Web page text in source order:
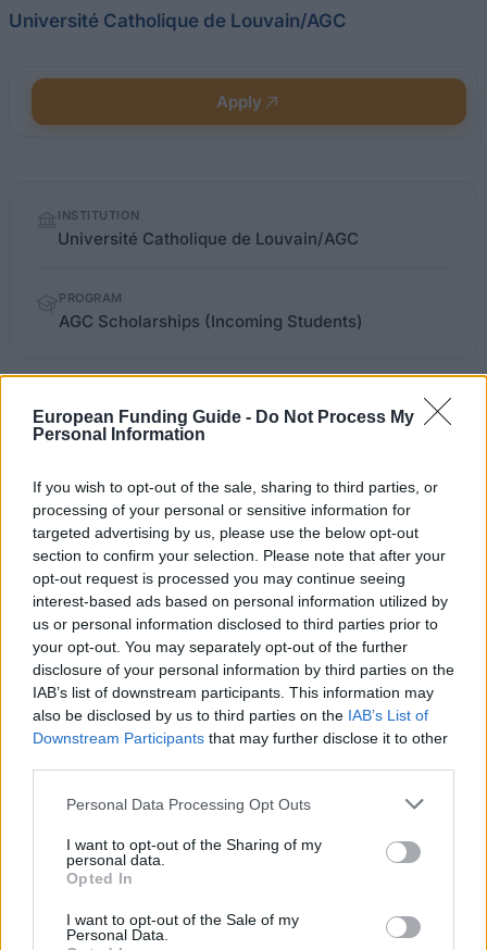
European Funding Guide - Do Not Process My
Personal Information
If you wish to opt-out of the sale, sharing to third parties, or
processing of your personal or sensitive information for
targeted advertising by us, please use the below opt-out
section to confirm your selection. Please note that after your
opt-out request is processed you may continue seeing
interest-based ads based on personal information utilized by
us or personal information disclosed to third parties prior to
your opt-out. You may separately opt-out of the further
disclosure of your personal information by third parties on the
IAB’s list of downstream participants. This information may
also be disclosed by us to third parties on the IAB’s List of
Downstream Participants that may further disclose it to other
Please note that this website/app uses one or more Google
not limited to your visit or usage behaviour. You may click to
grant or deny consent to Google and its third-party tags to
use your data for below specified purposes in below Google
consent section.
Personal Data Processing Opt Outs
I want to opt-out of the Sharing of my
personal data.
Opted In
I want to opt-out of the Sale of my
Personal Data.
Université Catholique de Louvain/AGC
Apply
factsINSTITUTION
Université Catholique de Louvain/AGC
PROGRAM
AGC Scholarships (Incoming Students)
OFFICIAL WEBSITE uclouvain.be/288004.html
About this bourse
Description générale
AGC Glass Europe offre des bourses « entrants » 5
chaque année aux étudiants à la maîtrise à la School
of Engineering. La bourse est destinée à parrainer
des étudiants à la maîtrise d'une autre institution
venus étudier pendant un semestre à l'école
sites de production en Belgique.
Exigences
Les candidats devraient être entrants Masters